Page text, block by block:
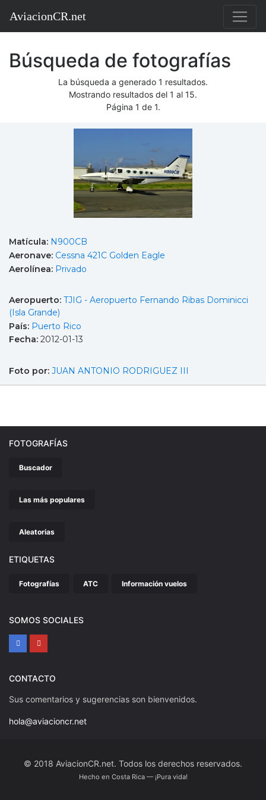
AviacionCR.net
Búsqueda de fotografías
La búsqueda a generado 1 resultados.
Mostrando resultados del 1 al 15.
Página 1 de 1.
Matícula: N900CB
Aeronave: Cessna 421C Golden Eagle
Aerolínea: Privado
Aeropuerto: TJIG - Aeropuerto Fernando Ribas Dominicci
(Isla Grande)
País: Puerto Rico
Fecha: 2012-01-13
Foto por: JUAN ANTONIO RODRIGUEZ III
FOTOGRAFÍAS
Buscador
Las más populares
Aleatorias
ETIQUETAS
Fotografías ATC Información vuelos
SOMOS SOCIALES
CONTACTO
Sus comentarios y sugerencias son bienvenidos.
hola@aviacioncr.net
© 2018 AviacionCR.net. Todos los derechos reservados.
Hecho en Costa Rica — ¡Pura vida!